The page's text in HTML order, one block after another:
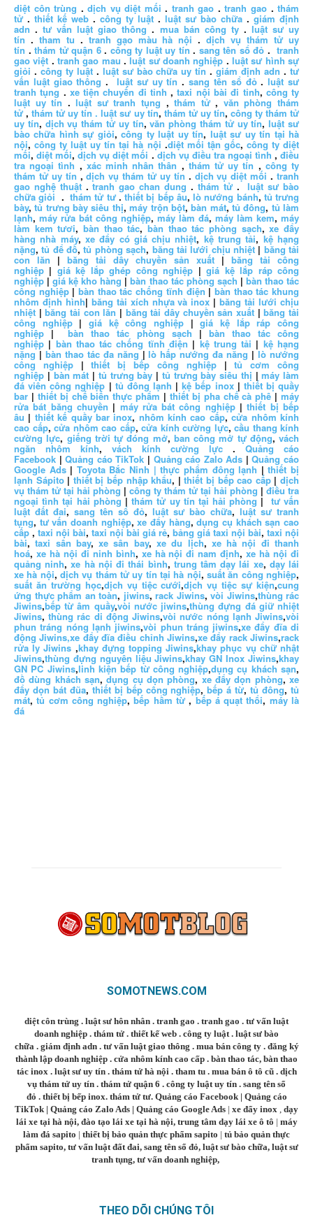
diệt côn trùng .dịch vụ diệt mối . tranh gao .tranh gao .thám
tử. thiết kế web . công ty luật . luật sư bào chữa .giám định
adn .tư vấn luật giao thông. mua bán công ty. luật sư uy
tín . tham tu .tranh gạo màu hà nội .dịch vụ thám tử uy
tín .thám tử quận 6. công ty luật uy tín . sang tên sổ đỏ .tranh
gao việt .tranh gao mau .luật sư doanh nghiệp .luật sư hình sự
giỏi . công ty luật. luật sư bào chữa uy tín .giám định adn .tư
vấn luật giao thông .luật sư uy tín .sang tên sổ đỏ.luật sư
tranh tụng . xe tiện chuyến đi tỉnh ,taxi nội bài đi tỉnh, công ty
luật uy tín .luật sư tranh tụng ,thám tử, văn phòng thám
tử,thám tử uy tín . luật sư uy tín, thám tử uy tín, công ty thám tử
uy tín, dịch vụ thám tử uy tín,văn phòng thám tử uy tín,luật sư
bào chữa hình sự giỏi,công ty luật uy tín, luật sư uy tín tại hà
nội,công ty luật uy tín tại hà nội .diệt mối tận gốc, công ty diệt
mối,diệt mối,dịch vụ diệt mối .dịch vụ điều tra ngoại tình ,điều
tra ngoại tình ,xác minh nhân thân ,thám tử uy tín , công ty
thám tử uy tín ,dịch vụ thám tử uy tín . dịch vụ diệt mối .tranh
gao nghệ thuật.tranh gao chan dung . thám tử.luật sư bào
chữa giỏi .thám tử tư.thiết bị bếp âu,lò nướng bánh, tủ trưng
bày,tủ trưng bày siêu thị,máy trộn bột,bàn mát,tủ đông, tủ làm
lạnh, máy rửa bát công nghiệp, máy làm đá, máy làm kem, máy
làm kem tươi,bàn thao tác,bàn thao tác phòng sạch,xe đẩy
hàng nhà máy, xe đẩy có giá chịu nhiệt, kệ trung tải, kệ hạng
nặng,tủ để đồ,tủ phòng sạch, băng tải lưới chịu nhiệt| băng tải
con lăn | băng tải dây chuyền sản xuất | băng tải công
nghiệp | giá kệ lắp ghép công nghiệp |giá kệ lắp ráp công
nghiệp |giá kệ kho hàng |bàn thao tác phòng sạch | bàn thao tác
công nghiệp|bàn thao tác chống tĩnh điện |bàn thao tác khung
nhôm định hình| băng tải xích nhựa và inox|băng tải lưới chịu
nhiệt |băng tải con lăn | băng tải dây chuyền sản xuất |băng tải
công nghiệp|giá kệ công nghiệp |giá kệ lắp ráp công
nghiệp |bàn thao tác phòng sạch| bàn thao tác công
nghiệp | bàn thao tác chống tĩnh điện | kệ trung tải | kệ hạng
nặng| bàn thao tác đa năng|lò hấp nướng đa năng |lò nướng
công nghiệp|thiết bị bếp công nghiệp|tủ cơm công
nghiệp |bàn mát | tủ trưng bày | tủ trưng bày siêu thị |máy làm
đá viên công nghiệp | tủ đông lạnh |kệ bếp inox| thiết bị quầy
bar | thiết bị chế biến thực phẩm | thiết bị pha chế cà phê| máy
rửa bát băng chuyền | máy rửa bát công nghiệp|thiết bị bếp
âu | thiết kế quầy bar inox, nhôm kính cao cấp,cửa nhôm kính
cao cấp, cửa nhôm cao cấp, cửa kính cường lực, cầu thang kính
cường lực, giếng trời tự đóng mở, ban công mở tự động, vách
ngăn nhôm kính, vách kính cường lực .Quảng cáo
Facebook |Quảng cáo TikTok | Quảng cáo Zalo Ads |Quảng cáo
Google Ads| Toyota Bắc Ninh | thực phẩm đông lạnh |thiết bị
lạnh Sápito |thiết bị bếp nhập khẩu, |thiết bị bếp cao cấp|dịch
vụ thám tử tại hải phòng | công ty thám tử tại hải phòng |điều tra
ngoại tình tại hải phòng |thám tử uy tín tại hải phòng | tư vấn
luật đất đai, sang tên sổ đỏ, luật sư bào chữa, luật sư tranh
tụng, tư vấn doanh nghiệp,xe đẩy hàng,dụng cụ khách sạn cao
cấp, taxi nội bài, taxi nội bài giá rẻ, bảng giá taxi nội bài, taxi nội
bài,taxi sân bay,xe sân bay,xe du lịch, xe hà nội đi thanh
hoá, xe hà nội đi ninh bình, xe hà nội đi nam định,xe hà nội đi
quảng ninh,xe hà nội đi thái bình, trung tâm dạy lái xe, dạy lái
xe hà nội,dịch vụ thám tử uy tín tại hà nội,suất ăn công nghiệp,
suất ăn trường học,dịch vụ tiệc cưới,dịch vụ tiệc sự kiện,cung
ứng thực phẩm an toàn, jiwins, rack Jiwins, vòi Jiwins,thùng rác
Jiwins,bếp từ âm quầy,vòi nước jiwins,thùng đựng đá giữ nhiệt
Jiwins,thùng rác di động Jiwins,vòi nước nóng lạnh Jiwins,vòi
phun tráng nóng lạnh jiwins,vòi phun tráng jiwins,xe đẩy đĩa di
động Jiwins,xe đẩy đĩa điều chỉnh Jiwins,xe đẩy rack Jiwins,rack
rửa ly Jiwins ,khay đựng topping Jiwins,khay phục vụ chữ nhật
Jiwins,thùng đựng nguyên liệu Jiwins,khay GN Inox Jiwins,khay
GN PC Jiwins,linh kiện bếp từ công nghiệp,dụng cụ khách sạn,
đồ dùng khách sạn,dụng cụ dọn phòng,xe đẩy dọn phòng,xe
đẩy dọn bát đũa,thiết bị bếp công nghiệp,bếp á từ,tủ đông,tủ
mát,tủ cơm công nghiệp,bếp hầm từ ,bếp á quạt thổi, máy là
đá
SOMOTNEWS.COM
diệt côn trùng . luật sư hôn nhân . tranh gao . tranh gao . tư vấn luật
doanh nghiệp . thám tử . thiết kế web . công ty luật . luật sư bào
chữa . giám định adn. tư vấn luật giao thông . mua bán công ty. đăng ký
thành lập doanh nghiệp . cửa nhôm kính cao cấp . bàn thao tác, bàn thao
tác inox . luật sư uy tín. thám tử hà nội . tham tu. mua bán ô tô cũ. dịch
vụ thám tử uy tín . thám tử quận 6 . công ty luật uy tín . sang tên sổ
đỏ . thiết bị bếp inox. thám tử tư. Quảng cáo Facebook| Quảng cáo
TikTok | Quảng cáo Zalo Ads | Quảng cáo Google Ads | xe đẩy inox
dạy
lái xe tại hà nội, đào tạo lái xe tại hà nội, trung tâm dạy lái xe ô tô | máy
làm đá sapito | thiết bị bảo quản thực phẩm sapito | tủ bảo quản thực
phẩm sapito, tư vấn luật đất đai, sang tên sổ đỏ, luật sư bào chữa, luật sư
tranh tụng, tư vấn doanh nghiệp,
THEO DÕI CHÚNG TÔI